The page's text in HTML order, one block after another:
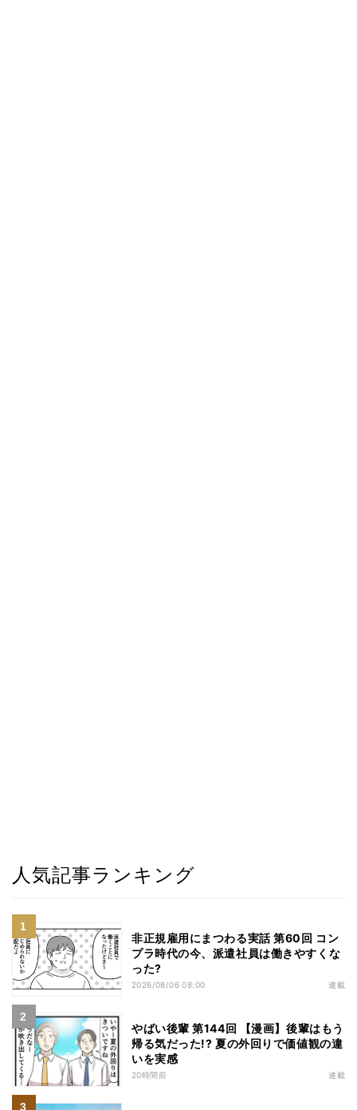
人気記事ランキング
非正規雇用にまつわる実話 第60回 コン
プラ時代の今、派遣社員は働きやすくな
った?
2026/08/06 08:00 連載
やばい後輩 第144回 【漫画】後輩はもう
帰る気だった!? 夏の外回りで価値観の違
いを実感
20時間前 連載